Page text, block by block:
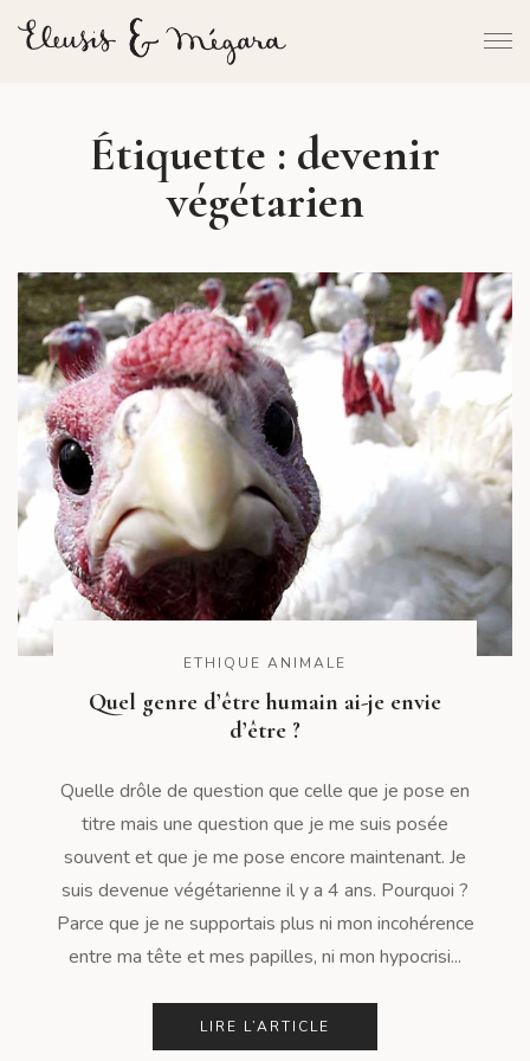
Étiquette : devenir
végétarien
ETHIQUE ANIMALE
Quel genre d’être humain ai-je envie
d’être ?
Quelle drôle de question que celle que je pose en
titre mais une question que je me suis posée
souvent et que je me pose encore maintenant. Je
suis devenue végétarienne il y a 4 ans. Pourquoi ?
Parce que je ne supportais plus ni mon incohérence
entre ma tête et mes papilles, ni mon hypocrisi...
LIRE L’ARTICLE